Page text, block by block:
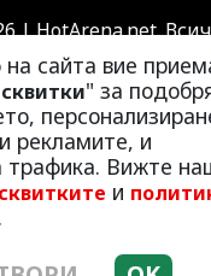
на сайта вие
" за
рекламите, и
трафика. Вижте
и
.
| HotArena.net.
запазени.
РЕКЛАМА
КОНТАКТИ
ОБЩИ УСЛОВИЯ
ЗА
ЗА БИСКВИТКИТЕ